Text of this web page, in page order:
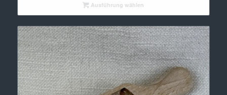
€ 18,10Ausführung wählen